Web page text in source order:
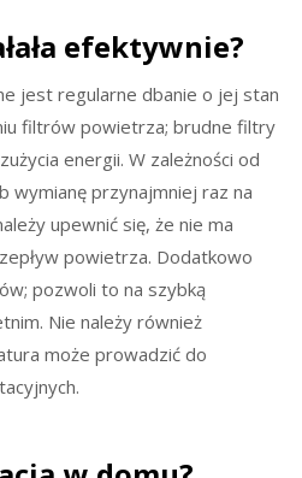
efektywnie?
jest regularne dbanie o jej stan
filtrów powietrza; brudne filtry
energii. W zależności od
wymianę przynajmniej raz na
upewnić się, że nie ma
powietrza. Dodatkowo
pozwoli to na szybką
Nie należy również
może prowadzić do